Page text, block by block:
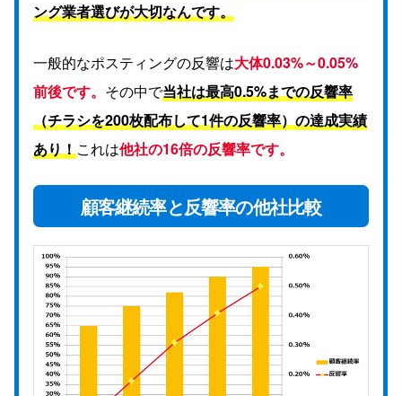
ング業者選びが大切なんです。
一般的なポスティングの反響は大体0.03%～0.05%
前後です。 その中で当社は最高0.5%までの反響率
（チラシを200枚配布して1件の反響率）の達成実績
あり！これは他社の16倍の反響率です。
顧客継続率と反響率の他社比較